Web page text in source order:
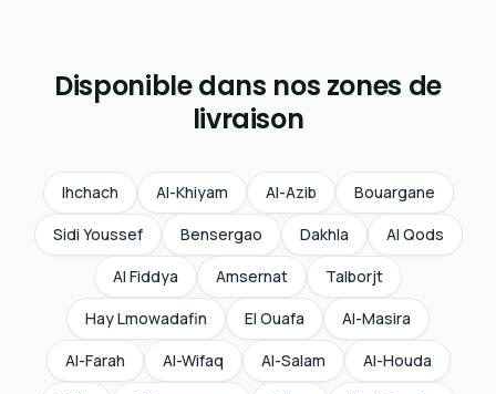
Disponible dans nos zones de
livraison
Ihchach Al-Khiyam Al-Azib
Bouargane
Sidi Youssef
Bensergao Dakhla
Al Qods
Al Fiddya
Amsernat
Talborjt
Hay Lmowadafin
El Ouafa
Al-Masira
Al-Farah
Al-Wifaq Al-Salam
Al-Houda